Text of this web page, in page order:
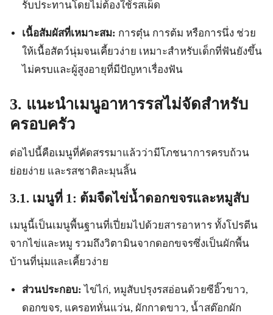
รับประทานโดยไม่ต้องใช้รสเผ็ด
เนื้อสัมผัสที่เหมาะสม: การตุ๋น การต้ม หรือการนึ่ง ช่วย
ให้เนื้อสัตว์นุ่มจนเคี้ยวง่าย เหมาะสำหรับเด็กที่ฟันยังขึ้น
ไม่ครบและผู้สูงอายุที่มีปัญหาเรื่องฟัน
3. แนะนำเมนูอาหารรสไม่จัดสำหรับ
ครอบครัว
ต่อไปนี้คือเมนูที่คัดสรรมาแล้วว่ามีโภชนาการครบถ้วน
ย่อยง่าย และรสชาติละมุนลิ้น
3.1. เมนูที่ 1: ต้มจืดไข่น้ำดอกขจรและหมูสับ
เมนูนี้เป็นเมนูพื้นฐานที่เปี่ยมไปด้วยสารอาหาร ทั้งโปรตีน
จากไข่และหมู รวมถึงวิตามินจากดอกขจรซึ่งเป็นผักพื้น
บ้านที่นุ่มและเคี้ยวง่าย
ส่วนประกอบ: ไข่ไก่, หมูสับปรุงรสอ่อนด้วยซีอิ๊วขาว,
ดอกขจร, แครอทหั่นแว่น, ผักกาดขาว, น้ำสต๊อกผัก